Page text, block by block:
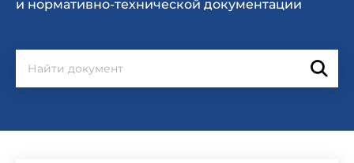
и нормативно-технической документации